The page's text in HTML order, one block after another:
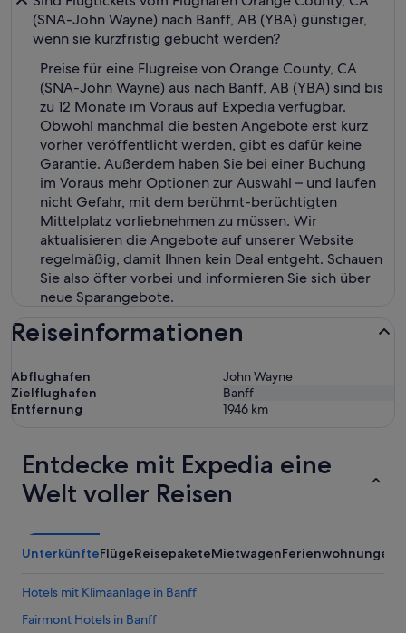
(SNA-John Wayne) nach Banff, AB (YBA) günstiger,
wenn sie kurzfristig gebucht werden?
Preise für eine Flugreise von Orange County, CA
(SNA-John Wayne) aus nach Banff, AB (YBA) sind bis
zu 12 Monate im Voraus auf Expedia verfügbar.
Obwohl manchmal die besten Angebote erst kurz
vorher veröffentlicht werden, gibt es dafür keine
Garantie. Außerdem haben Sie bei einer Buchung
im Voraus mehr Optionen zur Auswahl – und laufen
nicht Gefahr, mit dem berühmt-berüchtigten
Mittelplatz vorliebnehmen zu müssen. Wir
aktualisieren die Angebote auf unserer Website
regelmäßig, damit Ihnen kein Deal entgeht. Schauen
Sie also öfter vorbei und informieren Sie sich über
neue Sparangebote.
Reiseinformationen
Abflughafen
John Wayne
Zielflughafen
Banff
Entfernung
1946 km
Entdecke mit Expedia eine
Welt voller Reisen
UnterkünfteFlügeReisepaketeMietwagenFerienwohnungen
Hotels mit Klimaanlage in Banff
Fairmont Hotels in Banff